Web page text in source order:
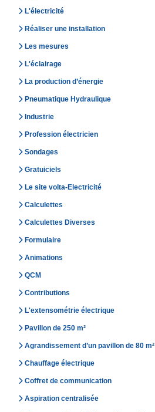
L'électricité
Réaliser une installation
Les mesures
L'éclairage
La production d’énergie
Pneumatique Hydraulique
Industrie
Profession électricien
Sondages
Gratuiciels
Le site volta-Electricité
Calculettes
Calculettes Diverses
Formulaire
Animations
QCM
Contributions
L'extensométrie électrique
Pavillon de 250 m²
Agrandissement d’un pavillon de 80 m²
Chauffage électrique
Coffret de communication
Aspiration centralisée